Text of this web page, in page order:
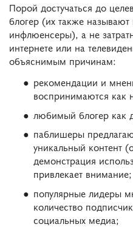
Порой достучаться до
блогер (их также
инфлюенсеры), а не
интернете или на
объяснимым причинам:
рекомендации и
воспринимаются как
любимый блогер как
паблишеры
уникальный контент
демонстрация
привлекает внимание;
популярные лидеры
количество
социальных медиа;